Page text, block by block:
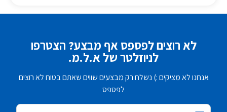
לא רוצים לפספס אף מבצע? הצטרפו
לניוזלטר של א.ל.מ.
אנחנו לא מציקים :) נשלח רק מבצעים שווים שאתם בטוח לא רוצים
לפספס